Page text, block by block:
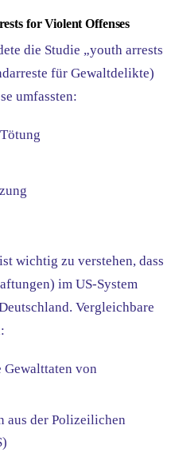
for Violent Offenses
die Studie „youth arrests
für Gewaltdelikte)
umfassten:
wichtig zu verstehen, dass
im US-System
Vergleichbare
von
aus der Polizeilichen